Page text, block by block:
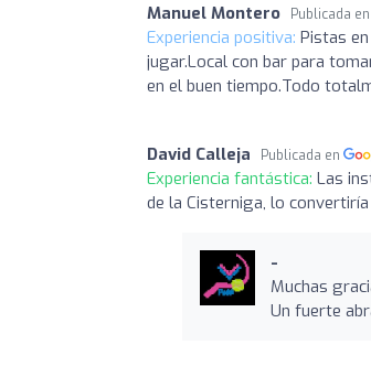
Manuel Montero Publicada en
Experiencia positiva: Pistas
jugar.Local con bar para
en el buen tiempo.Todo
David Calleja Publicada en
Experiencia fantástica: Las
de la Cisterniga, lo
-
Muchas
Un fuerte